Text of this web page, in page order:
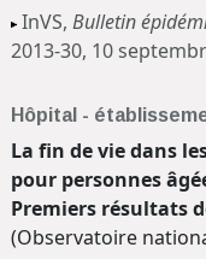
InVS, Bulletin
2013-30, 10
Hôpital -
La fin de vie dans
pour personnes
Premiers résultats
(Observatoire